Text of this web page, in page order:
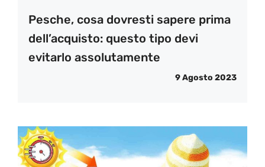
Pesche, cosa dovresti sapere prima
dell’acquisto: questo tipo devi
evitarlo assolutamente
9 Agosto 2023